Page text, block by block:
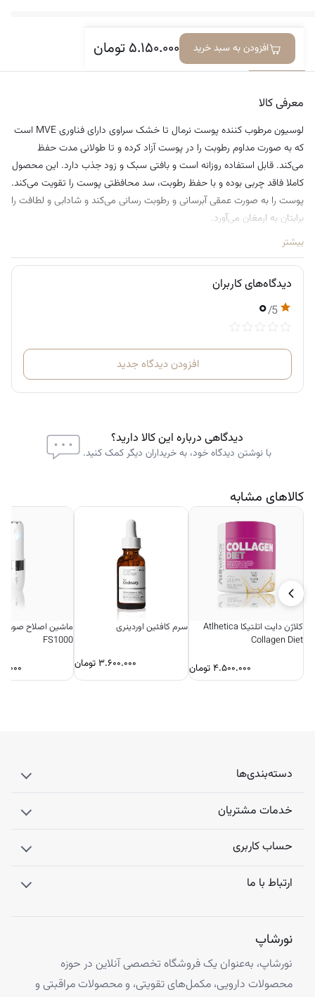
• فاقد چربی و عطر
• حجم 237 میل
• تایید شده توسط انجمن اگزما
• ضدحساسیت
• غیر کومدون زا
۵.۱۵۰.۰۰۰تومان افزودن به سبد خریدمعرفی کالا دیدگاه‌ها
معرفی کالا
لوسیون مرطوب کننده پوست نرمال تا خشک سراوی دارای فناوری MVE است
که به صورت مداوم رطوبت را در پوست آزاد کرده و تا طولانی مدت حفظ
می‌کند. قابل استفاده روزانه است و بافتی سبک و زود جذب دارد. این محصول
کاملا فاقد چربی بوده و با حفظ رطوبت، سد محافظتی پوست را تقویت می‌کند.
پوست را به صورت عمقی آبرسانی و رطوبت رسانی می‌کند و شادابی و لطافت را
برایتان به ارمغان می‎‌آورد.
بیشتر
دیدگاه‌های کاربران
۰/5
افزودن دیدگاه جدید
دیدگاهی درباره این کالا دارید؟
با نوشتن دیدگاه خود، به خریداران دیگر کمک کنید.
کالاهای مشابه
کلاژن دایت اتلتیکا Atlhetica
Collagen Diet
۴.۵۰۰.۰۰۰ تومان
سرم کافئین اوردینری
۳.۶۰۰.۰۰۰تومان
ماشین اصلاح صورت
FS1000
دسته‌بندی‌ها
خدمات مشتریان
حساب کاربری
ارتباط با ما
نورشاپ
نورشاپ، به‌عنوان یک فروشگاه تخصصی آنلاین در حوزه
محصولات دارویی، مکمل‌های تقویتی، و محصولات مراقبتی و